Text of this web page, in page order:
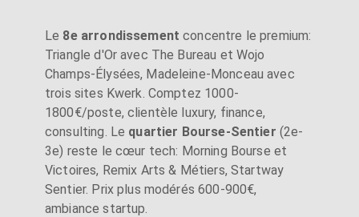
Le 8e arrondissement concentre le premium:
Triangle d'Or avec The Bureau et Wojo
Champs-Élysées, Madeleine-Monceau avec
trois sites Kwerk. Comptez 1000-
1800€/poste, clientèle luxury, finance,
consulting. Le quartier Bourse-Sentier (2e-
3e) reste le cœur tech: Morning Bourse et
Victoires, Remix Arts & Métiers, Startway
Sentier. Prix plus modérés 600-900€,
ambiance startup.